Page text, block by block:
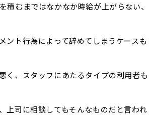
むまではなかなか時給が上がらない、
ント行為によって辞めてしまうケースも
く、スタッフにあたるタイプの利用者も
上司に相談してもそんなものだと言われ